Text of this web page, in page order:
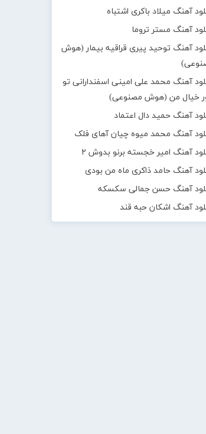
آهنگ میلاد باکری اشتباه
آهنگ مستر تروما
آهنگ توحید پیری قراقیه بیمار (هوش
آهنگ محمد علی امینی اسفندارانی تو
خیال من (هوش مصنوعی)
آهنگ حمید دال اعتماد
آهنگ محمد میوه چیان آهای فلک
آهنگ امیر خجسته برنو بدوش ۲
آهنگ حامد ذاکری ماه من بودی
آهنگ حسن جمالی سکسکه
آهنگ اشکان حبه قند